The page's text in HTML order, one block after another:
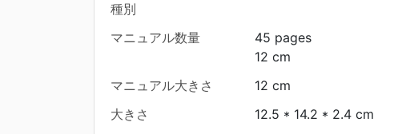
種別
マニュアル数量
45 pages
12 cm
マニュアル大きさ
12 cm
大きさ
12.5 * 14.2 * 2.4 cm